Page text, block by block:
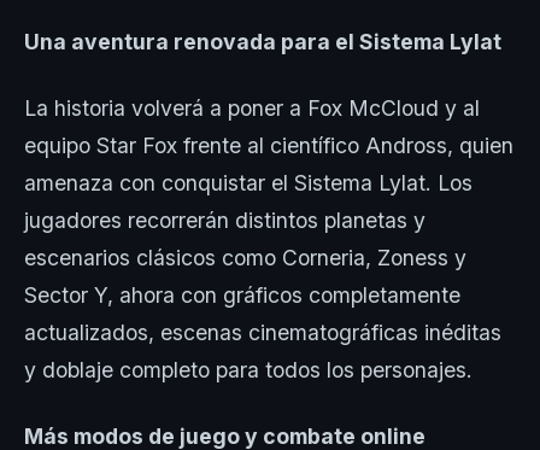
Una aventura renovada para el Sistema Lylat
La historia volverá a poner a Fox McCloud y al
equipo Star Fox frente al científico Andross, quien
amenaza con conquistar el Sistema Lylat. Los
jugadores recorrerán distintos planetas y
escenarios clásicos como Corneria, Zoness y
Sector Y, ahora con gráficos completamente
actualizados, escenas cinematográficas inéditas
y doblaje completo para todos los personajes.
Más modos de juego y combate online